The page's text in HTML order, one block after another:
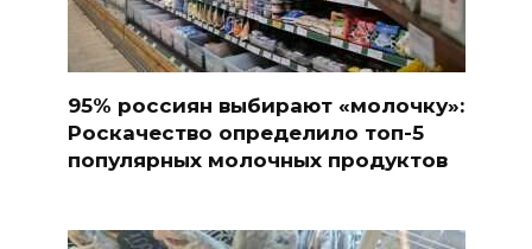
95% россиян выбирают «молочку»:
Роскачество определило топ-5
популярных молочных продуктов